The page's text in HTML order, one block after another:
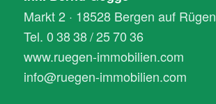
Markt 2 · 18528 Bergen auf Rügen
Tel. 0 38 38 / 25 70 36
www.ruegen-immobilien.com
info@ruegen-immobilien.com